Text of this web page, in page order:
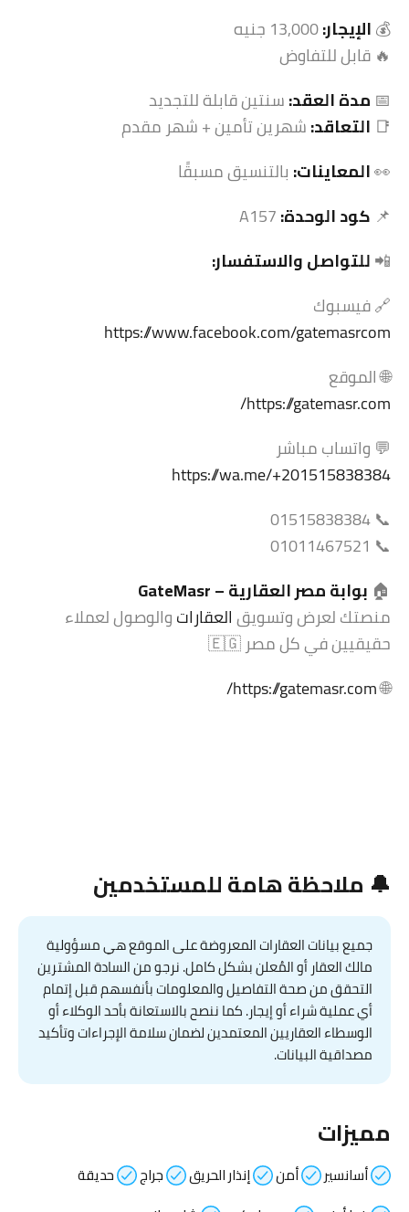
💰الإيجار:
🔥 قابل للتفاوض
📅 مدة العقد:سنتين قابلة للتجديد
📑 التعاقد:شهرين تأمين + شهر مقدم
👀المعاينات: بالتنسيق مسبقًا
📌 كود الوحدة:
📲للتواصل والاستفسار:
🔗 فيسبوك
https://www.facebook.com/gatemasrcom
🌐 الموقع
https://gatemasr.com/
💬 واتساب مباشر
https://wa.me/+201515838384
📞 01515838384
📞 01011467521
🏠 بوابة مصر العقارية –GateMasr
منصتك لعرض وتسويقالعقاراتوالوصول لعملاء
حقيقيين في كل مصر 🇪🇬
🌐
https://gatemasr.com/
🔔 ملاحظة هامة للمستخدمين
جميع بيانات العقارات المعروضة على الموقع هي مسؤولية
مالك العقار أو المُعلن بشكل كامل. نرجو من السادة المشترين
التحقق من صحة التفاصيل والمعلومات بأنفسهم قبل إتمام
أي عملية شراء أو إيجار. كما ننصح بالاستعانة بأحد الوكلاء أو
الوسطاء العقاريين المعتمدين لضمان سلامة الإجراءات وتأكيد
مصداقية البيانات.
مميزات
أسانسير أمن إنذار الحريق جراج
حديقة